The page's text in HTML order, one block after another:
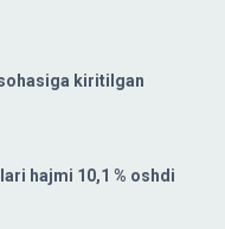
kiritilgan
hajmi 10,1 % oshdi